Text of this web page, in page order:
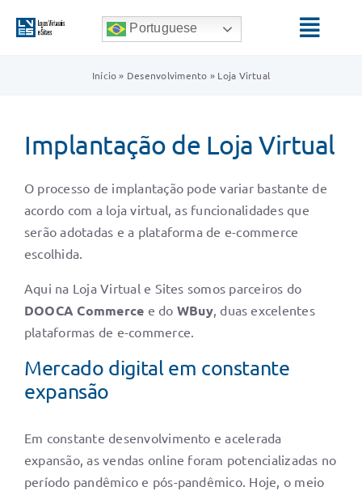
para
SERVIÇOS
QUEM SOMOS
BLOG
Portuguese
Início» Desenvolvimento » Loja Virtual
Implantação de Loja Virtual
O processo de implantação pode variar bastante de
acordo com a loja virtual, as funcionalidades que
serão adotadas e a plataforma de e-commerce
escolhida.
Aqui na Loja Virtual e Sites somos parceiros do
DOOCA Commerce e do WBuy, duas excelentes
plataformas de e-commerce.
Mercado digital em constante
expansão
Em constante desenvolvimento e acelerada
expansão, as vendas online foram potencializadas no
período pandêmico e pós-pandêmico. Hoje, o meio